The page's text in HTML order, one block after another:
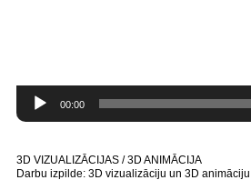
00:00
3D VIZUALIZĀCIJAS / 3D ANIMĀCIJA
Darbu izpilde: 3D vizualizāciju un 3D animāciju